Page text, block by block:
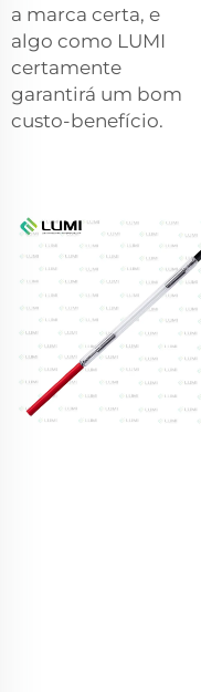
a marca certa, e
algo como LUMI
certamente
garantirá um bom
custo-benefício.